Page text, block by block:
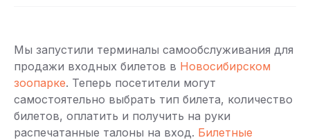
Мы запустили терминалы самообслуживания для
продажи входных билетов в Новосибирском
зоопарке. Теперь посетители могут
самостоятельно выбрать тип билета, количество
билетов, оплатить и получить на руки
распечатанные талоны на вход. Билетные